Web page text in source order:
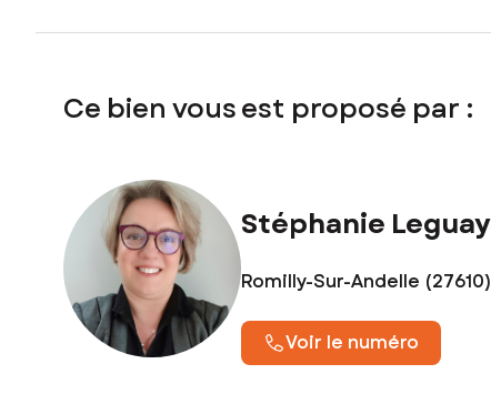
Ce bien vous est proposé par :
Stéphanie Leguay
Romilly-Sur-Andelle (27610)
Voir le numéro